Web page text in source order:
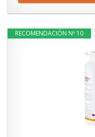
RECOMENDACIÓN Nº 10